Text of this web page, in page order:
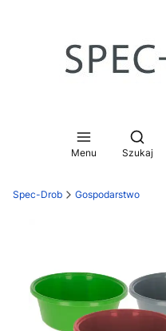
Menu Szukaj
Spec-Drob Gospodarstwo